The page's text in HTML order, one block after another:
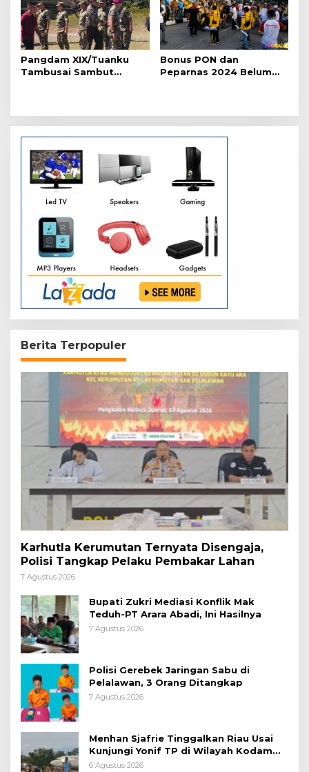
Pangdam XIX/Tuanku
Tambusai Sambut
Bonus PON dan
Peparnas 2024 Belum
Berita Terpopuler
Karhutla Kerumutan Ternyata Disengaja,
Polisi Tangkap Pelaku Pembakar Lahan
7 Agustus 2026
Bupati Zukri Mediasi Konflik Mak
Teduh-PT Arara Abadi, Ini Hasilnya
7 Agustus 2026
Polisi Gerebek Jaringan Sabu di
Pelalawan, 3 Orang Ditangkap
7 Agustus 2026
Menhan Sjafrie Tinggalkan Riau Usai
Kunjungi Yonif TP di Wilayah Kodam
XIX/Tuanku Tambusai
6 Agustus 2026